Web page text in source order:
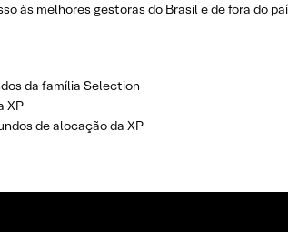
às melhores gestoras do Brasil e de fora do
da família Selection
XP
de alocação da XP